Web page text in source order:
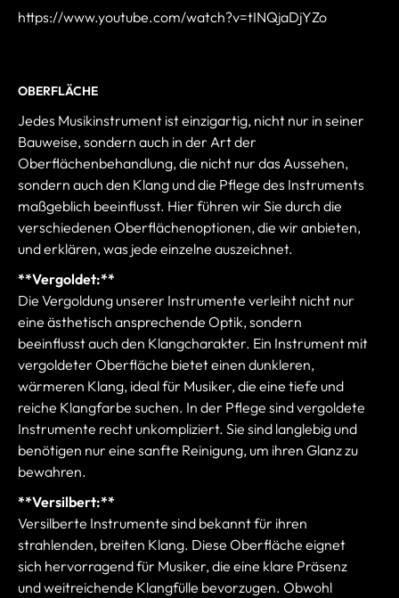
https://www.youtube.com/watch?v=tINQjaDjYZo
OBERFLÄCHE
Jedes Musikinstrument ist einzigartig, nicht nur in seiner
Bauweise, sondern auch in der Art der
Oberflächenbehandlung, die nicht nur das Aussehen,
sondern auch den Klang und die Pflege des Instruments
maßgeblich beeinflusst. Hier führen wir Sie durch die
verschiedenen Oberflächenoptionen, die wir anbieten,
und erklären, was jede einzelne auszeichnet.
**Vergoldet:**
Die Vergoldung unserer Instrumente verleiht nicht nur
eine ästhetisch ansprechende Optik, sondern
beeinflusst auch den Klangcharakter. Ein Instrument mit
vergoldeter Oberfläche bietet einen dunkleren,
wärmeren Klang, ideal für Musiker, die eine tiefe und
reiche Klangfarbe suchen. In der Pflege sind vergoldete
Instrumente recht unkompliziert. Sie sind langlebig und
benötigen nur eine sanfte Reinigung, um ihren Glanz zu
bewahren.
**Versilbert:**
Versilberte Instrumente sind bekannt für ihren
strahlenden, breiten Klang. Diese Oberfläche eignet
sich hervorragend für Musiker, die eine klare Präsenz
und weitreichende Klangfülle bevorzugen. Obwohl